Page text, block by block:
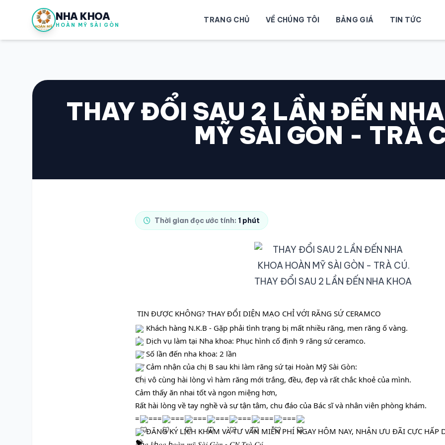
NHA KHOA
HOÀN MỸ SÀI GÒN
TRANG CHỦ VỀ CHÚNG TÔI BẢNG GIÁ TIN TỨC
THAY ĐỔI SAU 2 LẦN ĐẾN
MỸ SÀI GÒN - TRÀ
Thời gian đọc ước tính: 1 phút
THAY ĐỔI SAU 2 LẦN ĐẾN NHA KHOA
TIN ĐƯỢC KHÔNG? THAY ĐỔI DIỆN MẠO CHỈ VỚI RĂNG SỨ CERAMCO
Khách hàng N.K.B - Gặp phải tình trạng bị mất nhiều răng, men răng ố vàng.
Dịch vụ làm tại Nha khoa: Phục hình cố định 9 răng sứ ceramco.
Số lần đến nha khoa: 2 lần
Cảm nhận của chị B sau khi làm răng sứ tại Hoàn Mỹ Sài Gòn:
Chị vô cùng hài lòng vì hàm răng mới trắng, đều, đẹp và rất chắc khoẻ của mình.
Cảm thấy ăn nhai tốt và ngon miệng hơn,
Rất hài lòng về tay nghề và sự tận tâm, chu đáo của Bác sĩ và nhân viên phòng khám.
=
=== === === === === ===
===
ĐĂNG KÝ LỊCH KHÁM VÀ TƯ VẤN MIỄN PHÍ NGAY HÔM NAY, NHẬN ƯU ĐÃI CỰC HẤP